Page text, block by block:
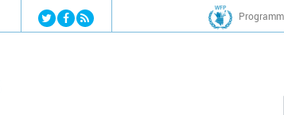
Jump to navigation